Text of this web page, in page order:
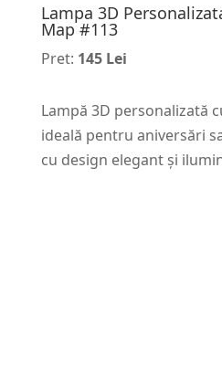
Lampa 3D
Map #113
Pret: 145 Lei
Lampă 3D personalizată
ideală pentru aniversări
cu design elegant și